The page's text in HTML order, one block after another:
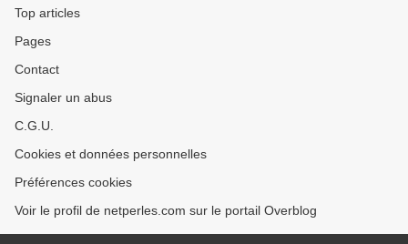
Top articles
Pages
Contact
Signaler un abus
C.G.U.
Cookies et données personnelles
Préférences cookies
Voir le profil de netperles.com sur le portail Overblog